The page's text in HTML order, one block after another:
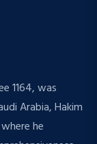
1164, was
Arabia, Hakim
he